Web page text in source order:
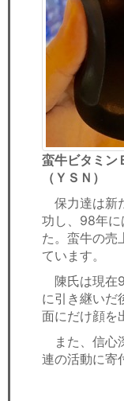
蛮牛ビタミン
（ＹＳＮ）
保力達は新
功し、98年に
た。蛮牛の売
ています。
陳氏は現在
に引き継いだ
面にだけ顔を
また、信心
連の活動に寄